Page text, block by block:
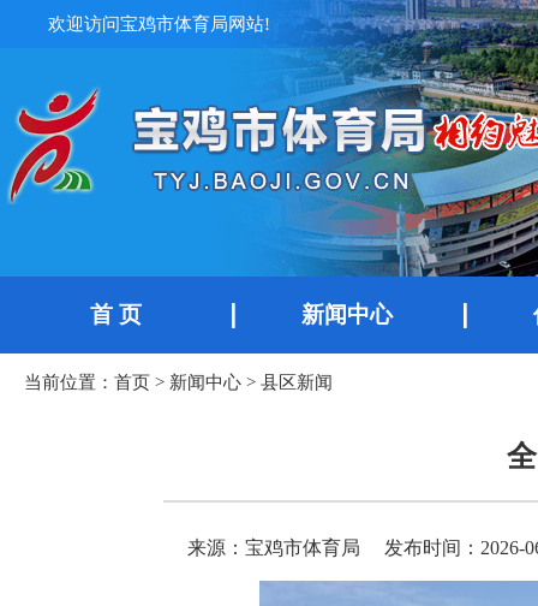
欢迎访问宝鸡市体育局网站!
首 页 新闻中心
当前位置： 首页 > 新闻中心 > 县区新闻
来源：宝鸡市体育局 发布时间：2026-